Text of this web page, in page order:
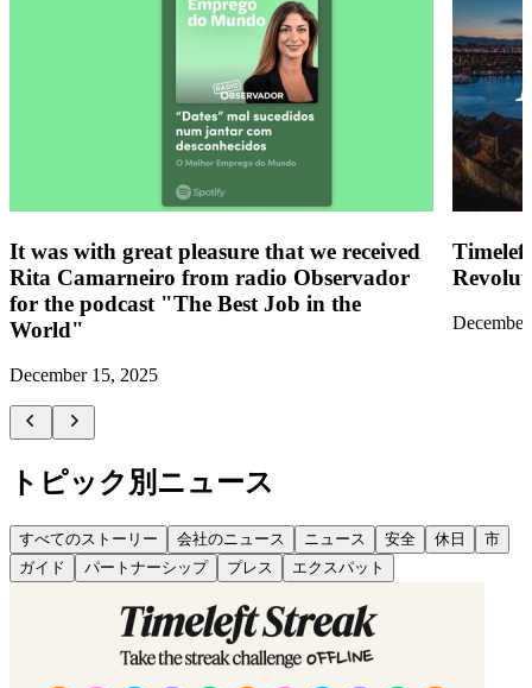
It was with great pleasure that we received
Rita Camarneiro from radio Observador
for the podcast "The Best Job in the
World"
December 15, 2025
トピック別ニュース
すべてのストーリー 会社のニュース ニュース 安全 休日
市
ガイド
パートナーシップ プレス エクスパット